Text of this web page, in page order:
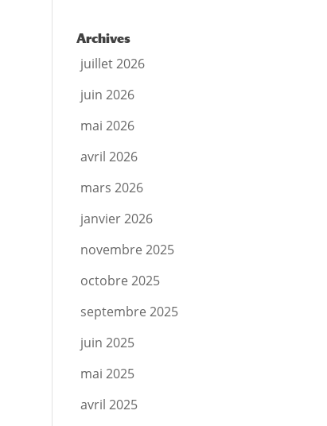
Archives
juillet 2026
juin 2026
mai 2026
avril 2026
mars 2026
janvier 2026
novembre 2025
octobre 2025
septembre 2025
juin 2025
mai 2025
avril 2025